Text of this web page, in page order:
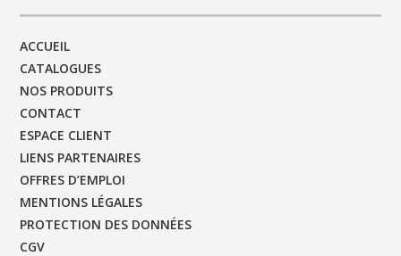
ACCUEIL
CATALOGUES
NOS PRODUITS
CONTACT
ESPACE CLIENT
LIENS PARTENAIRES
OFFRES D’EMPLOI
MENTIONS LÉGALES
PROTECTION DES DONNÉES
CGV